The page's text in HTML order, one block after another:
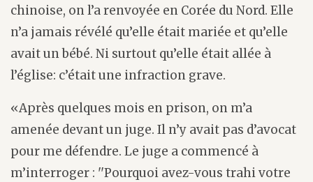
chinoise, on l’a renvoyée en Corée du Nord. Elle
n’a jamais révélé qu’elle était mariée et qu’elle
avait un bébé. Ni surtout qu’elle était allée à
l’église: c’était une infraction grave.
«Après quelques mois en prison, on m’a
amenée devant un juge. Il n’y avait pas d’avocat
pour me défendre. Le juge a commencé à
m’interroger : ''Pourquoi avez-vous trahi votre